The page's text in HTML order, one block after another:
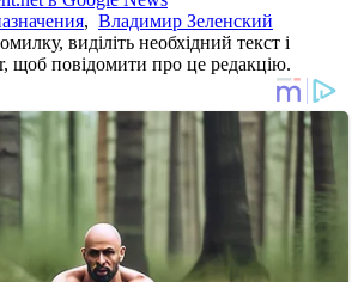
, Владимир Зеленский
виділіть необхідний текст і
щоб повідомити про це редакцію.